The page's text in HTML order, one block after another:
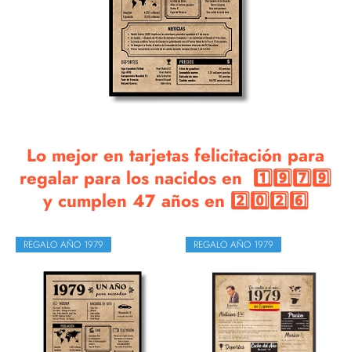
Lo mejor en tarjetas felicitación para
regalar para los nacidos en 1️⃣9️⃣7️⃣9️⃣
y cumplen 47 años en 2️⃣0️⃣2️⃣6️⃣
REGALO AÑO 1979 REGALO AÑO 1979